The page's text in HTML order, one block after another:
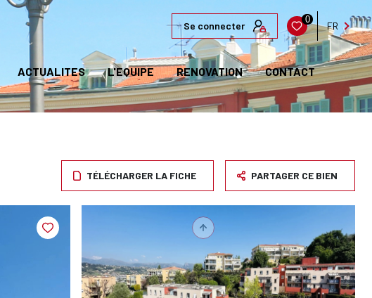
Se connecter
0
FR
ACTUALITES L'EQUIPE RENOVATION CONTACT
TÉLÉCHARGER LA FICHE PARTAGER CE BIEN